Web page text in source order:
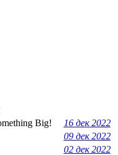
Big!
16 дек 2022
09 дек 2022
02 дек 2022